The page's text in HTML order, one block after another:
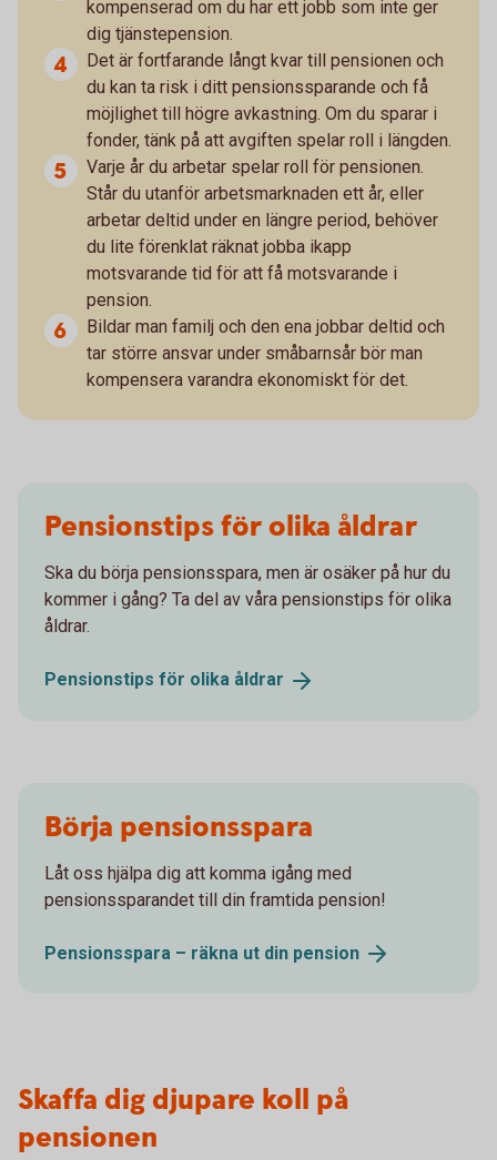
kompenserad om du har ett jobb som inte ger
dig tjänstepension.
Det är fortfarande långt kvar till pensionen och
du kan ta risk i ditt pensionssparande och få
möjlighet till högre avkastning. Om du sparar i
fonder, tänk på att avgiften spelar roll i längden.
Varje år du arbetar spelar roll för pensionen.
Står du utanför arbetsmarknaden ett år, eller
arbetar deltid under en längre period, behöver
du lite förenklat räknat jobba ikapp
motsvarande tid för att få motsvarande i
pension.
Bildar man familj och den ena jobbar deltid och
tar större ansvar under småbarnsår bör man
kompensera varandra ekonomiskt för det.
Pensionstips för olika åldrar
Ska du börja pensionsspara, men är osäker på hur du
kommer i gång? Ta del av våra pensionstips för olika
åldrar.
Pensionstips för olika åldrar
Börja pensionsspara
Låt oss hjälpa dig att komma igång med
pensionssparandet till din framtida pension!
Pensionsspara – räkna ut din pension
Skaffa dig djupare koll på
pensionen